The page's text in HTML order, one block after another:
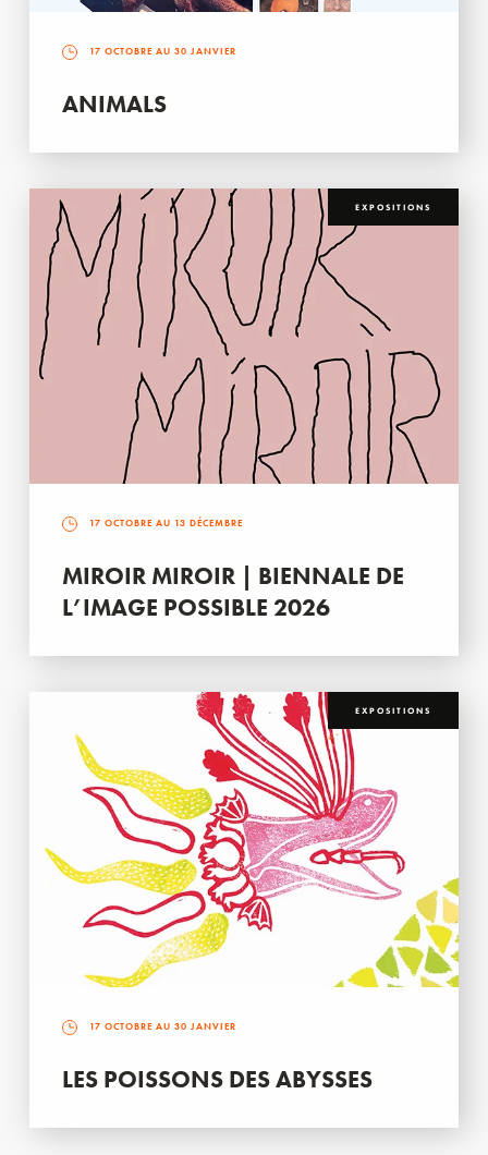
17 OCTOBRE AU 30 JANVIER
ANIMALS
EXPOSITIONS
17 OCTOBRE AU 13 DÉCEMBRE
MIROIR MIROIR | BIENNALE DE
L’IMAGE POSSIBLE 2026
EXPOSITIONS
17 OCTOBRE AU 30 JANVIER
LES POISSONS DES ABYSSES